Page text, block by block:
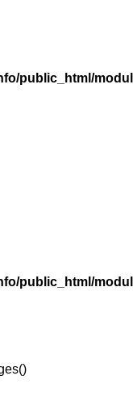
public_html/
public_html/